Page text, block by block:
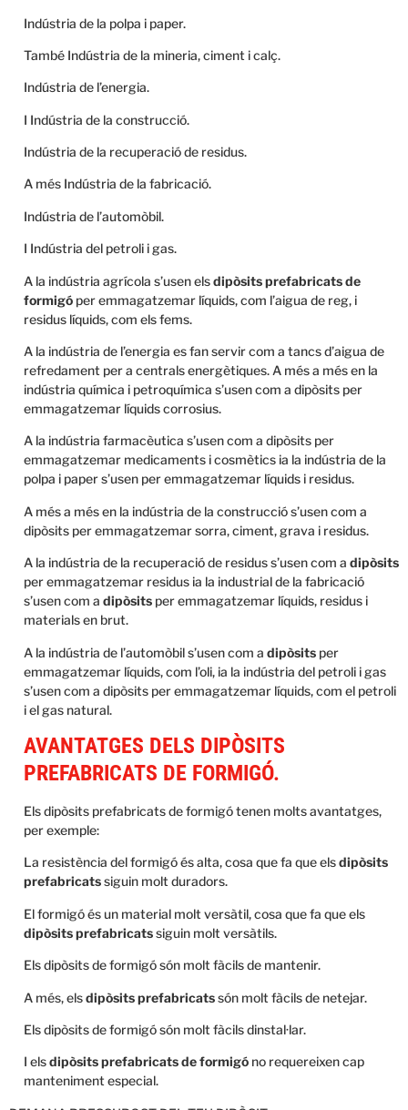
Indústria de la polpa i paper.
També Indústria de la mineria, ciment i calç.
Indústria de l’energia.
I Indústria de la construcció.
Indústria de la recuperació de residus.
A més Indústria de la fabricació.
Indústria de l’automòbil.
I Indústria del petroli i gas.
A la indústria agrícola s’usen elsdipòsits prefabricats de
formigó per emmagatzemar líquids, com l’aigua de reg, i
residus líquids, com els fems.
A la indústria de l’energia es fan servir com a tancs d’aigua de
refredament per a centrals energètiques. A més a més en la
indústria química i petroquímica s’usen com a dipòsits per
emmagatzemar líquids corrosius.
A la indústria farmacèutica s’usen com a dipòsits per
emmagatzemar medicaments i cosmètics ia la indústria de la
polpa i paper s’usen per emmagatzemar líquids i residus.
A més a més en la indústria de la construcció s’usen com a
dipòsits per emmagatzemar sorra, ciment, grava i residus.
A la indústria de la recuperació de residus s’usen com a dipòsits
per emmagatzemar residus ia la industrial de la fabricació
s’usen com a dipòsits per emmagatzemar líquids, residus i
materials en brut.
A la indústria de l’automòbil s’usen com a dipòsits per
emmagatzemar líquids, com l’oli, ia la indústria del petroli i gas
s’usen com a dipòsits per emmagatzemar líquids, com el petroli
i el gas natural.
AVANTATGES DELS DIPÒSITS
PREFABRICATS DE FORMIGÓ.
Els dipòsits prefabricats de formigó tenen molts avantatges,
per exemple:
La resistència del formigó és alta, cosa que fa que elsdipòsits
prefabricatssiguin molt duradors.
El formigó és un material molt versàtil, cosa que fa que els
dipòsits prefabricatssiguin molt versàtils.
Els dipòsits de formigó són molt fàcils de mantenir.
A més, elsdipòsits prefabricatssón molt fàcils de netejar.
Els dipòsits de formigó són molt fàcils dinstal·lar.
I elsdipòsits prefabricats de formigó no requereixen cap
manteniment especial.